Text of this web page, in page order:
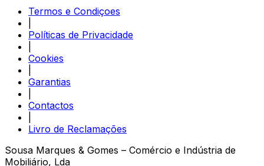
Termos e Condiçoes
Políticas de Privacidade
Cookies
Garantias
Contactos
Livro de Reclamações
Sousa Marques & Gomes – Comércio e Indústria de
Mobiliário, Lda